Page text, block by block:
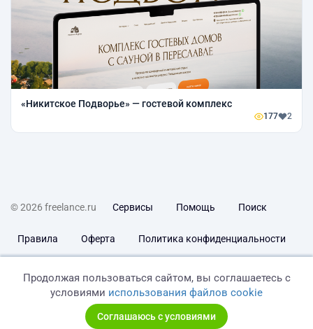
«Никитское Подворье» — гостевой комплекс
177 2
© 2026 freelance.ru Сервисы Помощь Поиск
Правила Оферта Политика конфиденциальности
Продолжая пользоваться сайтом, вы соглашаетесь с
условиями использования файлов cookie
Соглашаюсь с условиями